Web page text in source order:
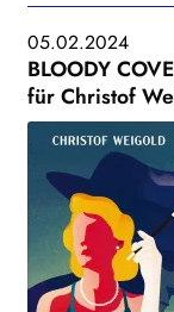
05.02.2024
BLOODY
für Christof